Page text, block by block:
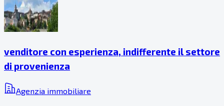
venditore con esperienza, indifferente il settore
di provenienza
Agenzia immobiliare